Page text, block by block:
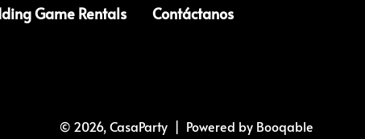
Game Rentals Contáctanos
© 2026, CasaParty | Powered by Booqable